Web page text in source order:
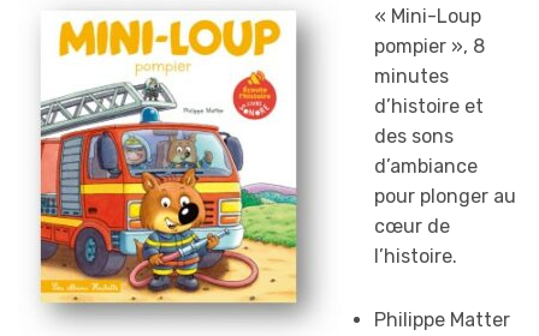
« Mini-Loup
pompier », 8
minutes
d’histoire et
des sons
d’ambiance
pour plonger au
cœur de
l’histoire.
Philippe Matter